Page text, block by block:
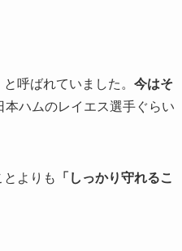
呼ばれていました。 今はそ
ハムのレイエス選手ぐらい
よりも
「しっかり守れるこ